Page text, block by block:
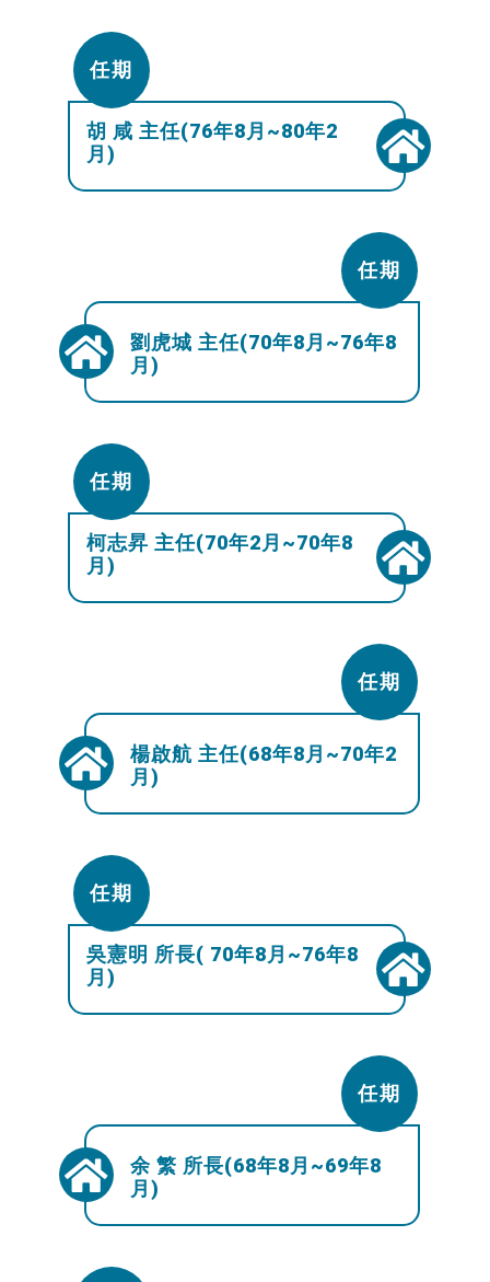
任期
胡 咸 主任(76年8月~80年2
月)
任期
劉虎城 主任(70年8月~76年8
月)
任期
柯志昇 主任(70年2月~70年8
月)
任期
楊啟航 主任(68年8月~70年2
月)
任期
吳憲明 所長( 70年8月~76年8
月)
任期
余 繁 所長(68年8月~69年8
月)